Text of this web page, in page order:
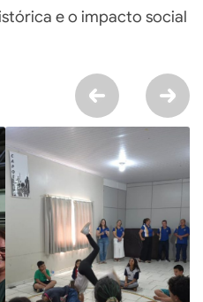
e o impacto social